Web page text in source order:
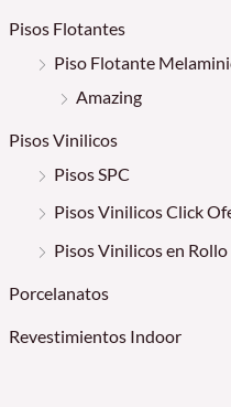
Pisos Flotantes
Piso Flotante
Amazing
Pisos Vinilicos
Pisos SPC
Pisos Vinilicos Click
Pisos Vinilicos en Rollo
Porcelanatos
Revestimientos Indoor